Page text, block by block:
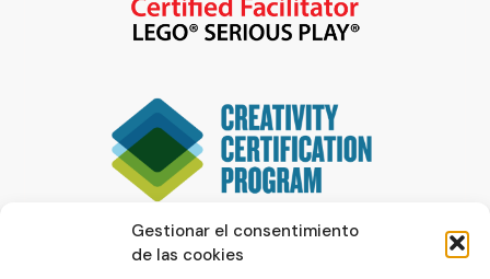
Gestionar el consentimiento
de las cookies